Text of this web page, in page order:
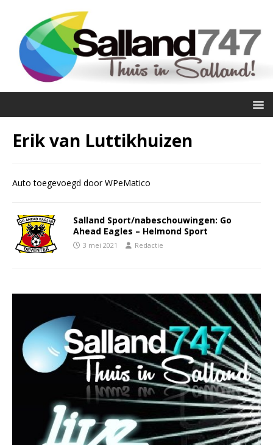
Erik van Luttikhuizen
Auto toegevoegd door WPeMatico
Salland Sport/nabeschouwingen: Go
Ahead Eagles – Helmond Sport
3 mei 2021 Redactie